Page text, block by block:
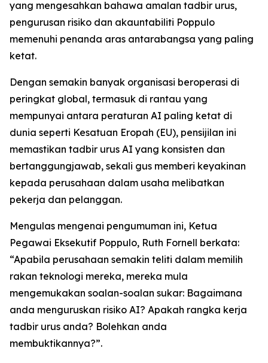
yang mengesahkan bahawa amalan tadbir urus,
pengurusan risiko dan akauntabiliti Poppulo
memenuhi penanda aras antarabangsa yang paling
ketat.
Dengan semakin banyak organisasi beroperasi di
peringkat global, termasuk di rantau yang
mempunyai antara peraturan AI paling ketat di
dunia seperti Kesatuan Eropah (EU), pensijilan ini
memastikan tadbir urus AI yang konsisten dan
bertanggungjawab, sekali gus memberi keyakinan
kepada perusahaan dalam usaha melibatkan
pekerja dan pelanggan.
Mengulas mengenai pengumuman ini, Ketua
Pegawai Eksekutif Poppulo, Ruth Fornell berkata:
“Apabila perusahaan semakin teliti dalam memilih
rakan teknologi mereka, mereka mula
mengemukakan soalan-soalan sukar: Bagaimana
anda menguruskan risiko AI? Apakah rangka kerja
tadbir urus anda? Bolehkan anda
membuktikannya?”.